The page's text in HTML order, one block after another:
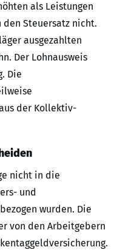
als Leistungen
Steuersatz nicht.
ausgezahlten
Der Lohnausweis
Die
der Kollektiv-
nicht in die
und
wurden. Die
von den Arbeitgebern